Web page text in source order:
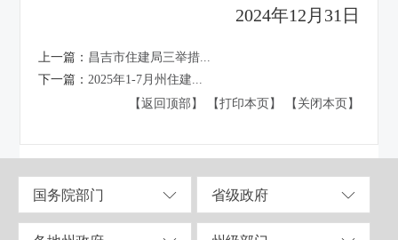
2024年12月31日
上一篇： 昌吉市住建局三举措...
下一篇： 2025年1-7月州住建...
【返回顶部】
【打印本页】 【关闭本页】
国务院部门 省级政府